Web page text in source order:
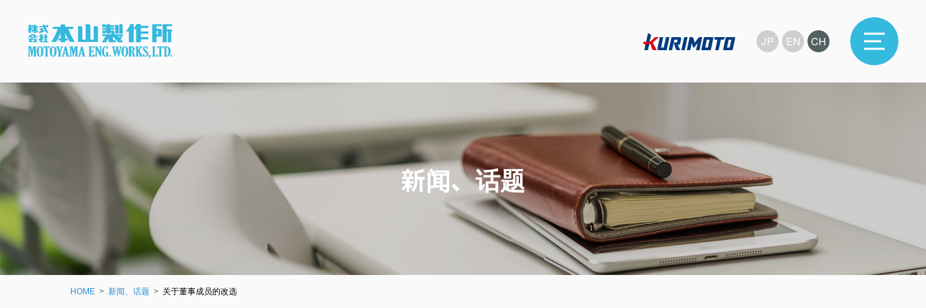
JP EN CH
新闻、话题
HOME 新闻、话题 关于董事成员的改选